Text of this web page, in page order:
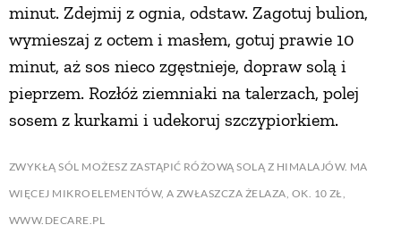
minut. Zdejmij z ognia, odstaw. Zagotuj bulion,
wymieszaj z octem i masłem, gotuj prawie 10
minut, aż sos nieco zgęstnieje, dopraw solą i
pieprzem. Rozłóż ziemniaki na talerzach, polej
sosem z kurkami i udekoruj szczypiorkiem.
ZWYKŁĄ SÓL MOŻESZ ZASTĄPIĆ RÓŻOWĄ SOLĄ Z HIMALAJÓW. MA
WIĘCEJ MIKROELEMENTÓW, A ZWŁASZCZA ŻELAZA, OK. 10 ZŁ,
WWW.DECARE.PL